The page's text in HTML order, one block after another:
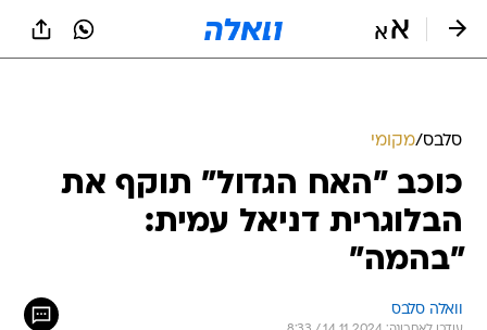
כוכב "האח הגדול" תוקף את
הבלוגרית דניאל עמית:
"בהמה"
וואלה סלבס
המאפר והמסרק ליאל קוצרי יצא להגנת חברתו